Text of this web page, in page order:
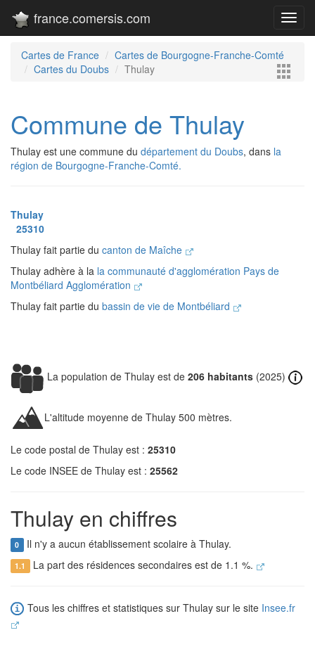
france.comersis.com
Cartes de France
Cartes de Bourgogne-Franche-Comté
Cartes du Doubs
Thulay
Commune de Thulay
Thulay est une commune du département du Doubs, dans la
région de Bourgogne-Franche-Comté.
Thulay
25310
Thulay fait partie du canton de Maîche
Thulay adhère à la la communauté d'agglomération Pays de
Montbéliard Agglomération
Thulay fait partie du bassin de vie de Montbéliard
La population de Thulay est de 206 habitants (2025)
L'altitude moyenne de Thulay 500 mètres.
Le code postal de Thulay est : 25310
Le code INSEE de Thulay est : 25562
Thulay en chiffres
0 Il n'y a aucun établissement scolaire à Thulay.
1.1 La part des résidences secondaires est de 1.1 %.
Tous les chiffres et statistiques sur Thulay sur le site Insee.fr